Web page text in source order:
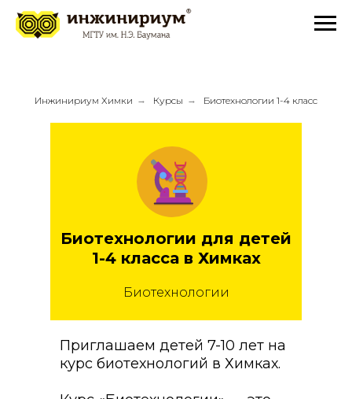
Инжинириум Химки → Курсы → Биотехнологии 1-4 класс
Приглашаем детей 7-10 лет на
курс биотехнологий в Химках.
Биотехнологии для детей
1-4 класса в Химках
Биотехнологии